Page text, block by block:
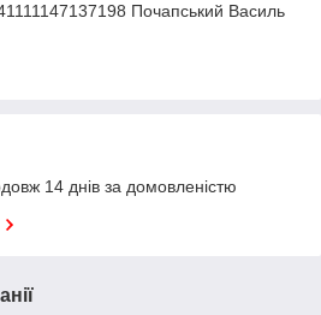
Почапський Василь
14 днів за домовленістю